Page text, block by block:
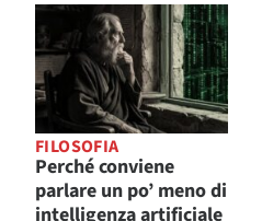
FILOSOFIA
Perché conviene
parlare un po’ meno di
intelligenza artificiale